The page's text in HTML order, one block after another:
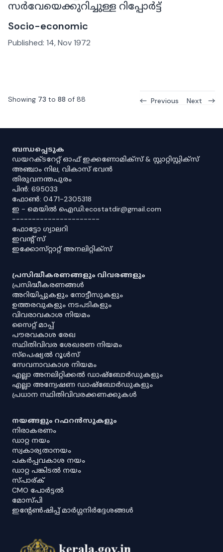
സർവേയെക്കുറിച്ചുള്ള റിപ്പോർട്ട്
Socio-economic
Published: 14, Nov 1972
Showing 73 to 88 of 88 Previous Next
ബന്ധപ്പെടുക
ഡയറക്ടറേറ്റ് ഓഫ് ഇക്കണോമിക്സ് & സ്റ്റാറ്റിസ്റ്റിക്സ്
അഞ്ചാം നില, വികാസ് ഭവൻ
തിരുവനന്തപുരം
പിൻ: 695033
ഫോൺ: 0471-2305318
ഇ - മെയിൽ ഐഡി:ecostatdir@gmail.com
----------------------
ഫോട്ടോ ഗ്യാലറി
ഇവൻ്റ് സ്
ഇക്കോസ്‌റ്റാറ്റ് അനലിറ്റിക്‌സ്
പ്രസിദ്ധീകരണങ്ങളും വിവരങ്ങളും
പ്രസിദ്ധീകരണങ്ങൾ
അറിയിപ്പുകളും നോട്ടീസുകളും
ഉത്തരവുകളും നടപടികളും
വിവരാവകാശ നിയമം
സൈറ്റ് മാപ്പ്
പൗരവകാശ രേഖ
സ്ഥിതിവിവര ശേഖരണ നിയമം
സ്‌പെഷ്യൽ റൂൾസ്
സേവനാവകാശ നിയമം
എല്ലാ അനലിറ്റിക്കൽ ഡാഷ്‌ബോർഡുകളും
എല്ലാ അന്വേഷണ ഡാഷ്‌ബോർഡുകളും
പ്രധാന സ്ഥിതിവിവരക്കണക്കുകൾ
നയങ്ങളും റഫറൻസുകളും
നിരാകരണം
ഡാറ്റ നയം
സ്വകാര്യതാനയം
പകർപ്പവകാശ നയം
ഡാറ്റ പങ്കിടൽ നയം
സ്പാര്ക്
CMO പോർട്ടൽ
മോസ്പി
ഇൻ്റേൺഷിപ്പ് മാർഗ്ഗനിർദ്ദേശങ്ങൾ